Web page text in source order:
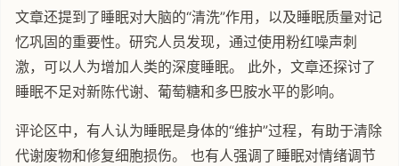
文章还提到了睡眠对大脑的“清洗”作用，以及睡眠质量对记
忆巩固的重要性。研究人员发现，通过使用粉红噪声刺
激，可以人为增加人类的深度睡眠。 此外，文章还探讨了
睡眠不足对新陈代谢、葡萄糖和多巴胺水平的影响。
评论区中，有人认为睡眠是身体的“维护”过程，有助于清除
代谢废物和修复细胞损伤。 也有人强调了睡眠对情绪调节